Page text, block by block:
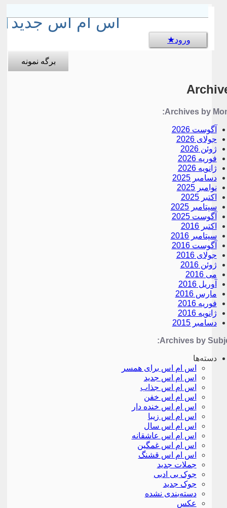
اس ام اس جدید
ورود
برگه نمونه
Archives by
آگوست 2026
جولای 2026
ژوئن 2026
فوریه 2026
ژانویه 2026
دسامبر 2025
نوامبر 2025
اکتبر 2025
سپتامبر 2025
آگوست 2025
اکتبر 2016
سپتامبر 2016
آگوست 2016
جولای 2016
ژوئن 2016
می 2016
آوریل 2016
مارس 2016
فوریه 2016
ژانویه 2016
دسامبر 2015
Archives by
دسته‌ها
اس ام اس برای همسر
اس ام اس جدید
اس ام اس جذاب
اس ام اس خفن
اس ام اس خنده دار
اس ام اس زیبا
اس ام اس سال
اس ام اس عاشقانه
اس ام اس غمگین
اس ام اس قشنگ
جملات جدید
جوک بی ادبی
جوک جدید
دسته‌بندی نشده
عکس